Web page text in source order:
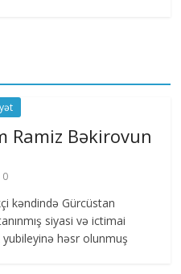
Ramiz Bəkirovun
0
kəndində Gürcüstan
siyasi və ictimai
həsr olunmuş